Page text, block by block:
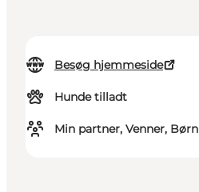
Besøg hjemmeside
Hunde tilladt
Min partner, Venner, Børn